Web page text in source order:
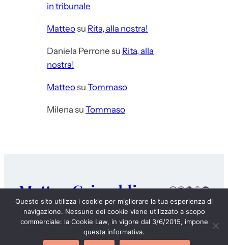
in tribunale
Matteosu Rita, alla nostra!
Daniela Perrone su Rita, alla
nostra!
Matteosu Tommaso
Milena su Tommaso
Matteo Grimaldi Facebook
Instagram
X LinkedIn
E-mail
DIARIOCHI SONOI MIEI LIBRI 4 CHIACCHIERE
Questo sito utilizza i cookie per migliorare la tua esperienza di
navigazione. Nessuno dei cookie viene utilizzato a scopo
commerciale: la Cookie Law, in vigore dal 3/6/2015, impone
questa informativa.